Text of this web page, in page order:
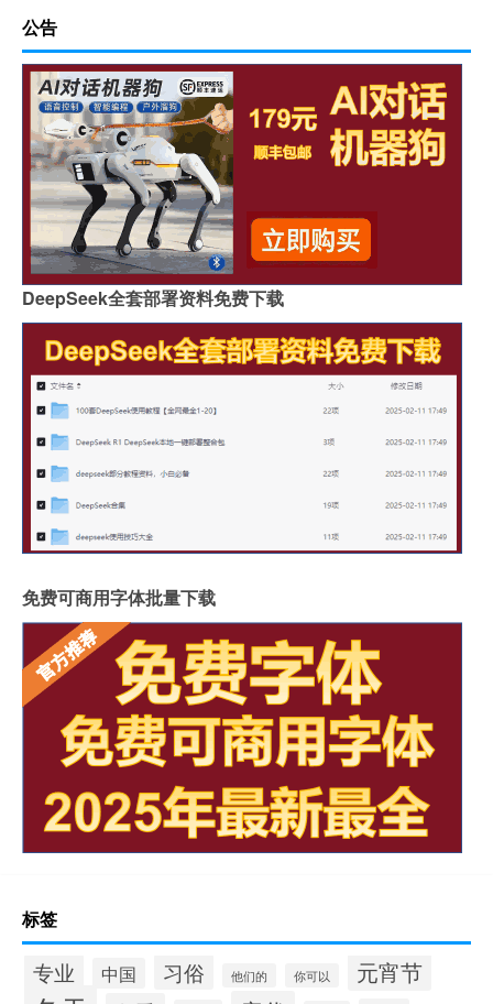
公告
DeepSeek全套部署资料免费下载
免费可商用字体批量下载
标签
专业 中国 习俗 他们的 你可以 元宵节